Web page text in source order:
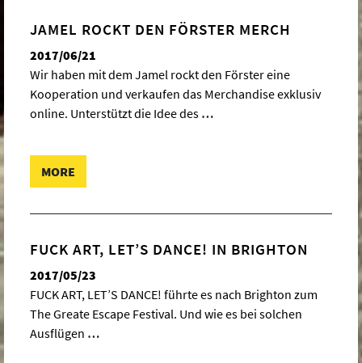
JAMEL ROCKT DEN FÖRSTER MERCH
2017/06/21
Wir haben mit dem Jamel rockt den Förster eine
Kooperation und verkaufen das Merchandise exklusiv
online. Unterstützt die Idee des …
MORE
FUCK ART, LET’S DANCE! IN BRIGHTON
2017/05/23
FUCK ART, LET’S DANCE! führte es nach Brighton zum
The Greate Escape Festival. Und wie es bei solchen
Ausflügen …